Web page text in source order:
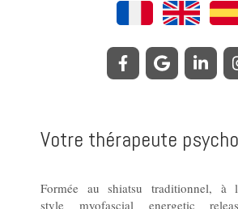
Votre thérapeute
Formée au shiatsu traditionnel, à
style myofascial energetic